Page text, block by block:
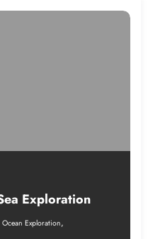
Exploration
Ocean Exploration,